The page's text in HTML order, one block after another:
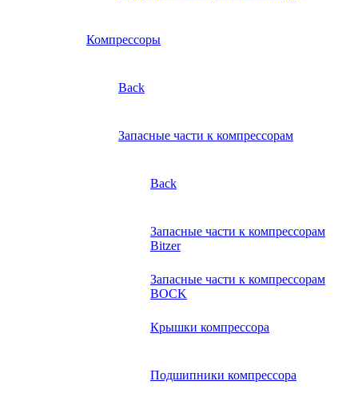
Компрессоры
Back
Запасные части к компрессорам
Back
Запасные части к компрессорам
Bitzer
Запасные части к компрессорам
BOCK
Крышки компрессора
Подшипники компрессора